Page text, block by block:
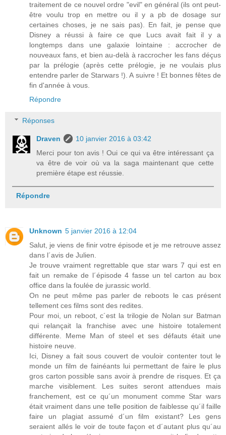
traitement de ce nouvel ordre "evil" en général (ils ont peut-
être voulu trop en mettre ou il y a pb de dosage sur
certaines choses, je ne sais pas). En fait, je pense que
Disney a réussi à faire ce que Lucs avait fait il y a
longtemps dans une galaxie lointaine : accrocher de
nouveaux fans, et bien au-delà à raccrocher les fans déçus
par la prélogie (après cette prélogie, je ne voulais plus
entendre parler de Starwars !). A suivre ! Et bonnes fêtes de
fin d'année à vous.
Répondre
Réponses
Draven
10 janvier 2016 à 03:42
Merci pour ton avis ! Oui ce qui va être intéressant ça
va être de voir où va la saga maintenant que cette
première étape est réussie.
Répondre
Unknown 5 janvier 2016 à 12:04
Salut, je viens de finir votre épisode et je me retrouve assez
dans l´avis de Julien.
Je trouve vraiment regrettable que star wars 7 qui est en
fait un remake de l´épisode 4 fasse un tel carton au box
office dans la foulée de jurassic world.
On ne peut même pas parler de reboots le cas présent
tellement ces films sont des redites.
Pour moi, un reboot, c´est la trilogie de Nolan sur Batman
qui relançait la franchise avec une histoire totalement
différente. Meme Man of steel et ses défauts était une
histoire neuve.
Ici, Disney a fait sous couvert de vouloir contenter tout le
monde un film de fainéants lui permettant de faire le plus
gros carton possible sans avoir à prendre de risques. Et ça
marche visiblement. Les suites seront attendues mais
franchement, est ce qu´un monument comme Star wars
était vraiment dans une telle position de faiblesse qu´il faille
faire un plagiat assumé d´un film existant? Les gens
seraient allés le voir de toute façon et d´autant plus qu´au